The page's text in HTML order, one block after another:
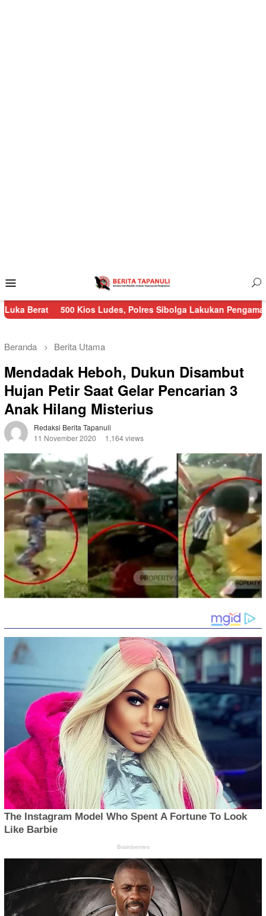
Mobile
500 Kios Ludes, Polres Sibolga Lakukan Pengamanan
Beranda Berita Utama
Mendadak Heboh, Dukun Disambut
Hujan Petir Saat Gelar Pencarian 3
Anak Hilang Misterius
Redaksi Berita Tapanuli
11 November 2020
1,164 views